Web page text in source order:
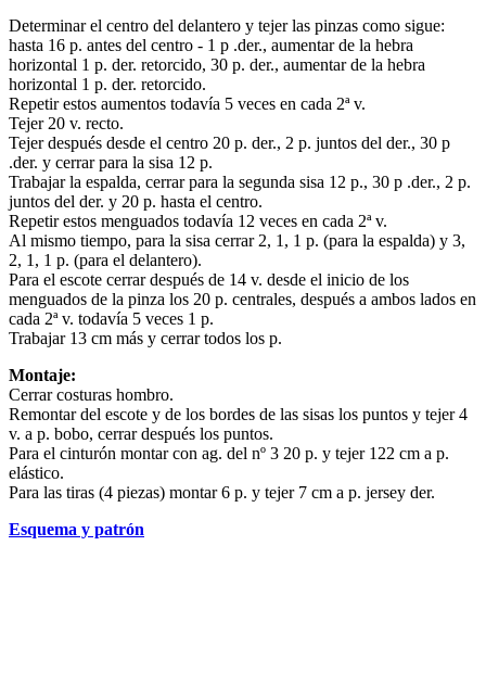
Determinar el centro del delantero y tejer las pinzas como sigue:
hasta 16 p. antes del centro - 1 p .der., aumentar de la hebra
horizontal 1 p. der. retorcido, 30 p. der., aumentar de la hebra
horizontal 1 p. der. retorcido.
Repetir estos aumentos todavía 5 veces en cada 2ª v.
Tejer 20 v. recto.
Tejer después desde el centro 20 p. der., 2 p. juntos del der., 30 p
.der. y cerrar para la sisa 12 p.
Trabajar la espalda, cerrar para la segunda sisa 12 p., 30 p .der., 2 p.
juntos del der. y 20 p. hasta el centro.
Repetir estos menguados todavía 12 veces en cada 2ª v.
Al mismo tiempo, para la sisa cerrar 2, 1, 1 p. (para la espalda) y 3,
2, 1, 1 p. (para el delantero).
Para el escote cerrar después de 14 v. desde el inicio de los
menguados de la pinza los 20 p. centrales, después a ambos lados en
cada 2ª v. todavía 5 veces 1 p.
Trabajar 13 cm más y cerrar todos los p.
Montaje:
Cerrar costuras hombro.
Remontar del escote y de los bordes de las sisas los puntos y tejer 4
v. a p. bobo, cerrar después los puntos.
Para el cinturón montar con ag. del nº 3 20 p. y tejer 122 cm a p.
elástico.
Para las tiras (4 piezas) montar 6 p. y tejer 7 cm a p. jersey der.
Esquema y patrón